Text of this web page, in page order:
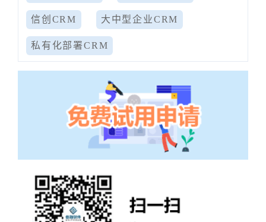
信创CRM 大中型企业CRM
私有化部署CRM